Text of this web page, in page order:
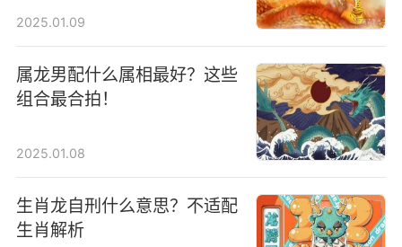
2025.01.09
属龙男配什么属相最好？这些
组合最合拍！
2025.01.08
生肖龙自刑什么意思？不适配
生肖解析